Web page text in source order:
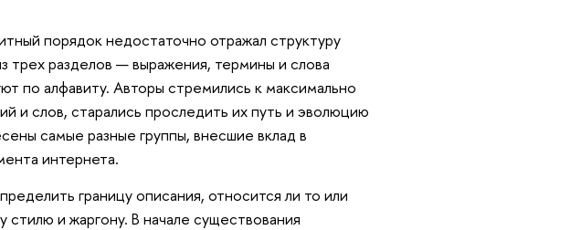
порядок недостаточно отражал структуру
трех разделов — выражения, термины и слова
по алфавиту. Авторы стремились к максимально
и слов, старались проследить их путь и эволюцию
самые разные группы, внесшие вклад в
интернета.
границу описания, относится ли то или
стилю и жаргону. В начале существования